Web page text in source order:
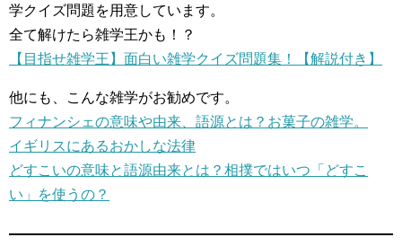
学クイズ問題を用意しています。
全て解けたら雑学王かも！？
【目指せ雑学王】面白い雑学クイズ問題集！【解説付き】
他にも、こんな雑学がお勧めです。
フィナンシェの意味や由来、語源とは？お菓子の雑学。
イギリスにあるおかしな法律
どすこいの意味と語源由来とは？相撲ではいつ「どすこ
い」を使うの？